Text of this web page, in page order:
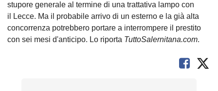
stupore generale al termine di una trattativa lampo con
il Lecce. Ma il probabile arrivo di un esterno e la già alta
concorrenza potrebbero portare a interrompere il prestito
con sei mesi d'anticipo. Lo riporta TuttoSalernitana.com.